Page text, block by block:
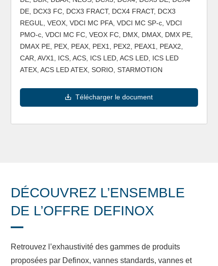
DE, DCX3 FC, DCX3 FRACT, DCX4 FRACT, DCX3
REGUL, VEOX, VDCI MC PFA, VDCI MC SP-c, VDCI
PMO-c, VDCI MC FC, VEOX FC, DMX, DMAX, DMX PE,
DMAX PE, PEX, PEAX, PEX1, PEX2, PEAX1, PEAX2,
CAR, AVX1, ICS, ACS, ICS LED, ACS LED, ICS LED
ATEX, ACS LED ATEX, SORIO, STARMOTION
Télécharger le document
DÉCOUVREZ L’ENSEMBLE
DE L’OFFRE DEFINOX
Retrouvez l’exhaustivité des gammes de produits
proposées par Definox, vannes standards, vannes et